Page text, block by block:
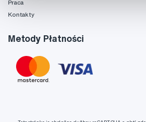
Praca
Kontakty
Metody Płatności